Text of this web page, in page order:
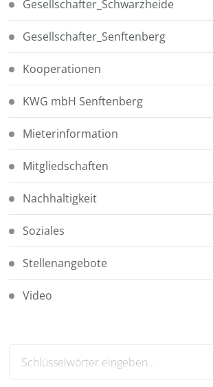
Gesellschafter_Schwarzheide
Gesellschafter_Senftenberg
Kooperationen
KWG mbH Senftenberg
Mieterinformation
Mitgliedschaften
Nachhaltigkeit
Soziales
Stellenangebote
Video